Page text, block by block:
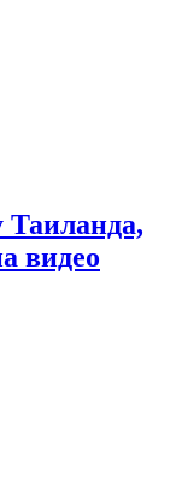
Таиланда,
видео